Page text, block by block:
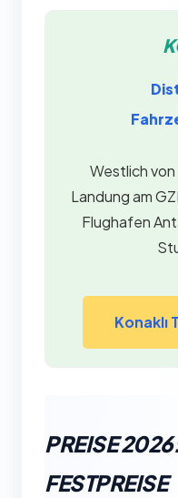
Westlich
Landung am
Flughafen
Konaklı
PREISE
FESTPREISE